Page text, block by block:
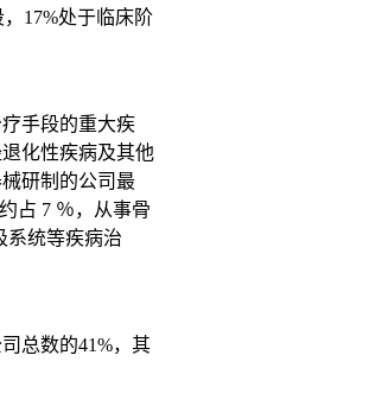
17%处于临床阶
手段的重大疾
化性疾病及其他
研制的公司最
占 7 ％，从事骨
系统等疾病治
总数的41%，其